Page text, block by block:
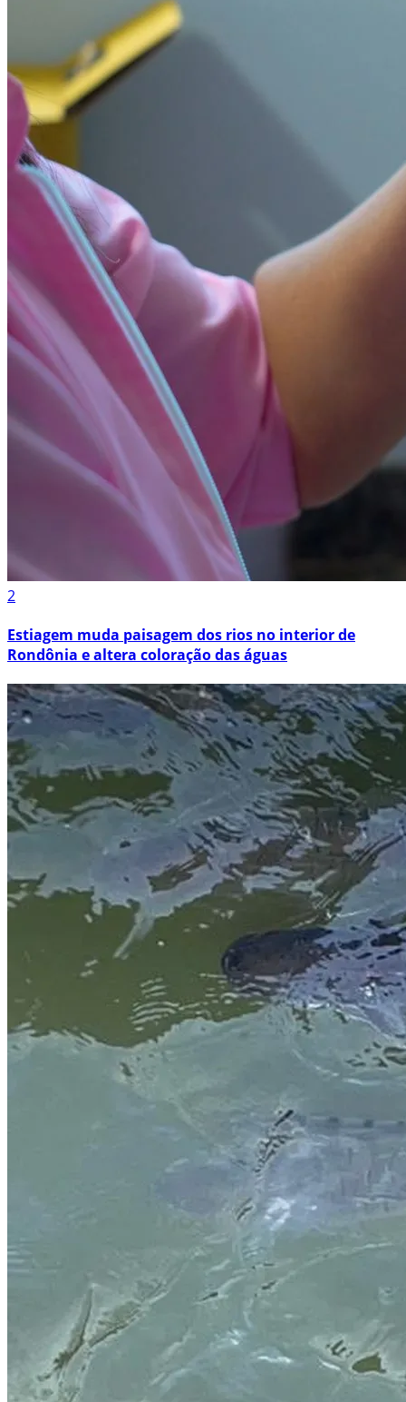
2
Estiagem muda paisagem dos rios no interior de
Rondônia e altera coloração das águas